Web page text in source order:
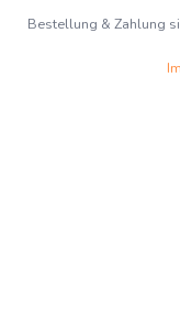
Bestellung & Zahlung